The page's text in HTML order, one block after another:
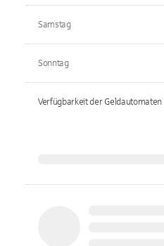
Samstag
Sonntag
Verfügbarkeit der Geldautomaten